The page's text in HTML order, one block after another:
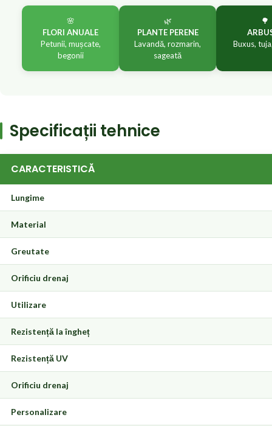
🌸
FLORI ANUALE
Petunii, mușcate,
begonii
🌿
PLANTE PERENE
Lavandă, rozmarin,
sageată
🌳
Buxus,
Specificații tehnice
CARACTERISTICĂ
Lungime
Material
Greutate
Orificiu drenaj
Utilizare
Rezistență la îngheț
Rezistență UV
Orificiu drenaj
Personalizare